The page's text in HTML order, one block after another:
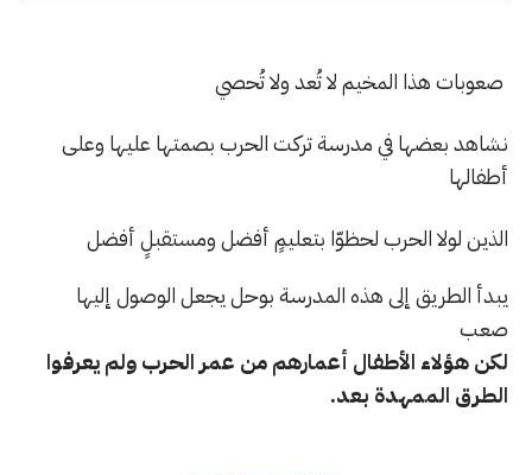
صعوبات هذا المخيم لا تُعد ولا تُحصي
نشاهد بعضها في مدرسة تركت الحرب بصمتها عليها وعلى
أطفالها
الذين لولا الحرب لحظوّا بتعليمٍ أفضل ومستقبلٍ أفضل
يبدأ الطريق إلى هذه المدرسة بوحل يجعل الوصول إليها
صعب
لكن هؤلاء الأطفال أعمارهم من عمر الحرب ولم يعرفوا
الطرق الممهدة بعد.